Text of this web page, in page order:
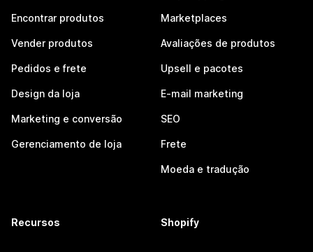
Encontrar produtos
Vender produtos
Pedidos e frete
Design da loja
Marketing e conversão
Gerenciamento de loja
Marketplaces
Avaliações de produtos
Upsell e pacotes
E-mail marketing
SEO
Frete
Moeda e tradução
Recursos Shopify